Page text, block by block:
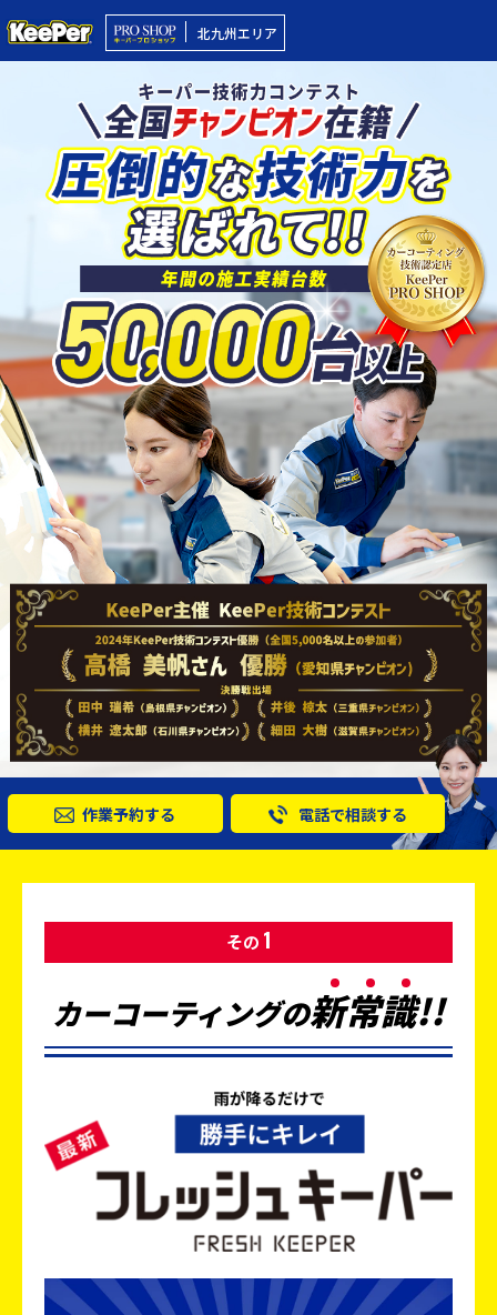
北九州エリア
作業予約する 電話で相談する
その 1
カーコーティングの新常識!!